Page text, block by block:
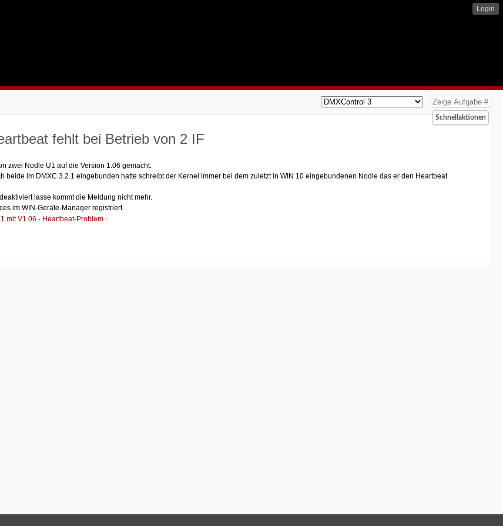
Login
Schnellaktionen
fehlt bei Betrieb von 2 IF
zwei Nodle U1 auf die Version 1.06 gemacht.
beide im DMXC 3.2.1 eingebunden hatte schreibt der Kernel immer bei dem zuletzt in WIN 10 eingebundenen Nodle das er den Heartbeat
lasse kommt die Meldung nicht mehr.
im WIN-Geräte-Manager registriert.
mit V1.06 - Heartbeat-Problem